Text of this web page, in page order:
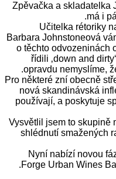
Zpěvačka a skladatelka
má i
Učitelka rétoriky
Barbara Johnstoneová
o těchto odvozeninách
řídili ‚down and
opravdu nemyslíme,
Pro některé zní obecně
nová skandinávská
používají, a poskytuje
Vysvětlil jsem to skupině
shlédnutí smažených
Nyní nabízí novou
Forge Urban Wines